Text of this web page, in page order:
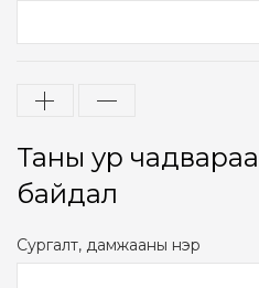
Таны ур чадвараа
байдал
Сургалт, дамжааны нэр